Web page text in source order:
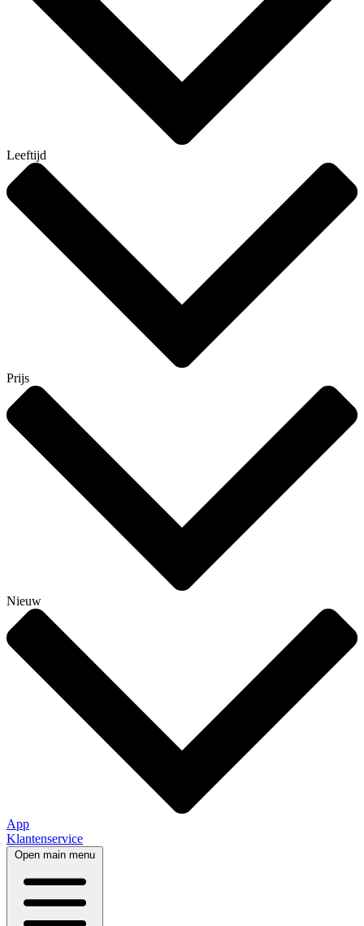
Leeftijd
Prijs
Nieuw
App
Klantenservice
Open main menu